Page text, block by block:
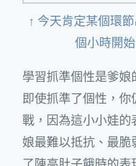
↑ 今天肯定某個環
個小時開
學習抓準個性是爹
即使抓準了個性，
戰，因為這小小娃
娘最難以抵抗、最